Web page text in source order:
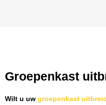
Groepenkast
Wilt u uw groepenkast